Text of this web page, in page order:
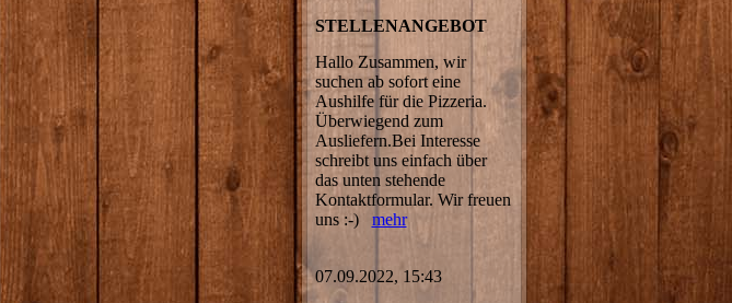
STELLENANGEBOT
Hallo Zusammen, wir
suchen ab sofort eine
Aushilfe für die Pizzeria.
Überwiegend zum
Ausliefern.Bei Interesse
schreibt uns einfach über
das unten stehende
Kontaktformular. Wir freuen
uns :-) mehr
07.09.2022, 15:43